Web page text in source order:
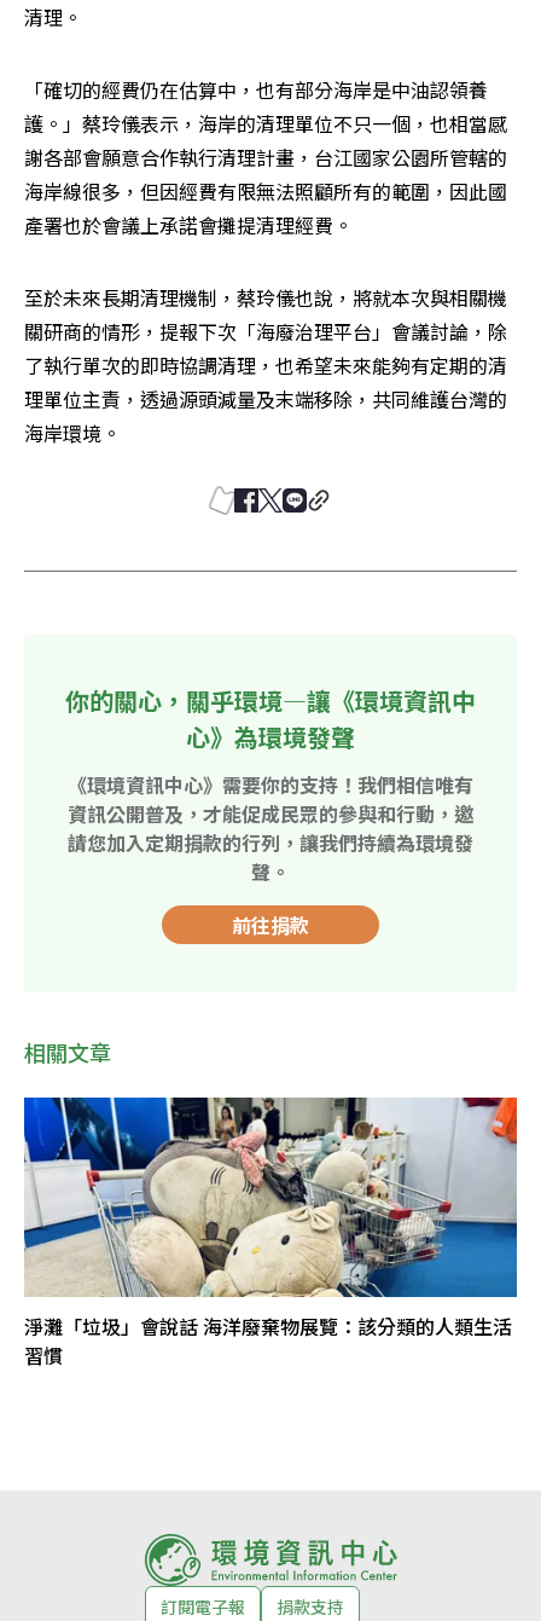
清理。
「確切的經費仍在估算中，也有部分海岸是中油認領養
護。」蔡玲儀表示，海岸的清理單位不只一個，也相當感
謝各部會願意合作執行清理計畫，台江國家公園所管轄的
海岸線很多，但因經費有限無法照顧所有的範圍，因此國
產署也於會議上承諾會攤提清理經費。
至於未來長期清理機制，蔡玲儀也說，將就本次與相關機
關研商的情形，提報下次「海廢治理平台」會議討論，除
了執行單次的即時協調清理，也希望未來能夠有定期的清
理單位主責，透過源頭減量及末端移除，共同維護台灣的
海岸環境。
你的關心，關乎環境—讓《環境資訊中
心》為環境發聲
《環境資訊中心》需要你的支持！我們相信唯有
資訊公開普及，才能促成民眾的參與和行動，邀
請您加入定期捐款的行列，讓我們持續為環境發
聲。
前往捐款
相關文章
淨灘「垃圾」會說話 海洋廢棄物展覽：該分類的人類生活
習慣
訂閱電子報 捐款支持